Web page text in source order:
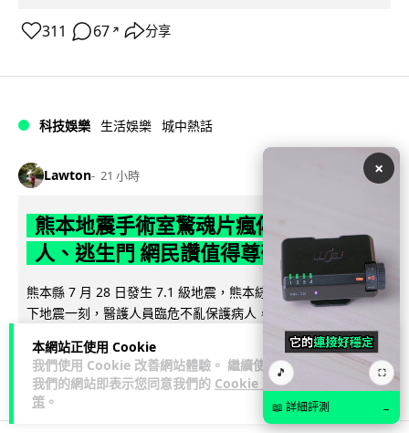
本網站正使用 Cookie
我們使用 Cookie 改善網站體驗。 繼續使用
我們的網站即表示您同意我們的 Cookie 政
策 。
311 67 ↗ 分享
科技娛樂 生活娛樂 城中熱話
Lawton 21 小時
熊本地震手術室驚魂片瘋傳 醫護保護病
人、逃生門 網民讚值得尊敬
熊本縣 7 月 28 日發生 7.1 級地震，熊本綜合醫院手術室鏡頭拍
下地震一刻，醫護人員臨危不亂保護病人，更馬上開逃生門確
67 17↗ 分享
×
🎵 ⛶
📖 詳細評測 →